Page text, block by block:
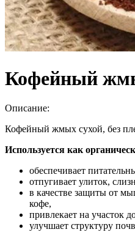
Кофейный
Описание:
Кофейный жмых сухой, без
Используется как
обеспечивает
отпугивает улиток,
в качестве защиты от
кофе,
привлекает на участок
улучшает структуру